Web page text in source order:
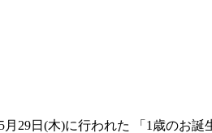
29日(木)に行われた 「1歳のお